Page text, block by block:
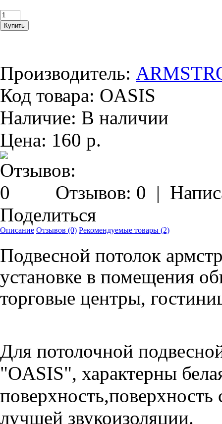
Производитель:
Код товара: OASIS
Наличие: В наличии
Цена: 160 р.
Отзывов: 0 |
Поделиться
Описание Отзывов (0) Рекомендуемые товары (2)
Подвесной потолок
установке в помещения
торговые центры,
Для потолочной
"OASIS", характерны
лучшей звукоизоляции.